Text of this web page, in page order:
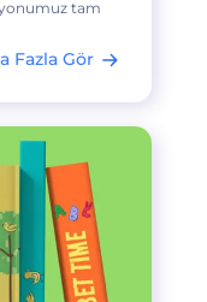
tam
Fazla Gör